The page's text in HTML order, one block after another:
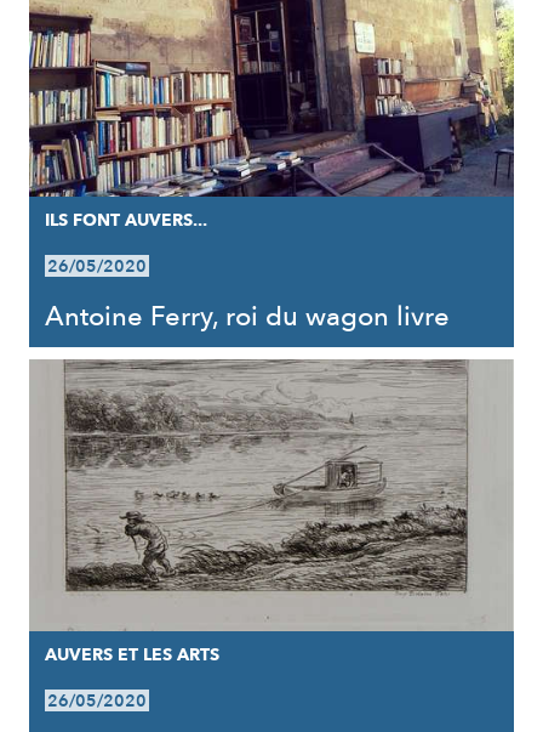
ILS FONT AUVERS...
26/05/2020
Antoine Ferry, roi du wagon livre
AUVERS ET LES ARTS
26/05/2020